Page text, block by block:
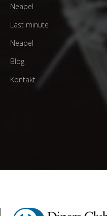
Neapel
Last minute
Neapel
Blog
Kontakt